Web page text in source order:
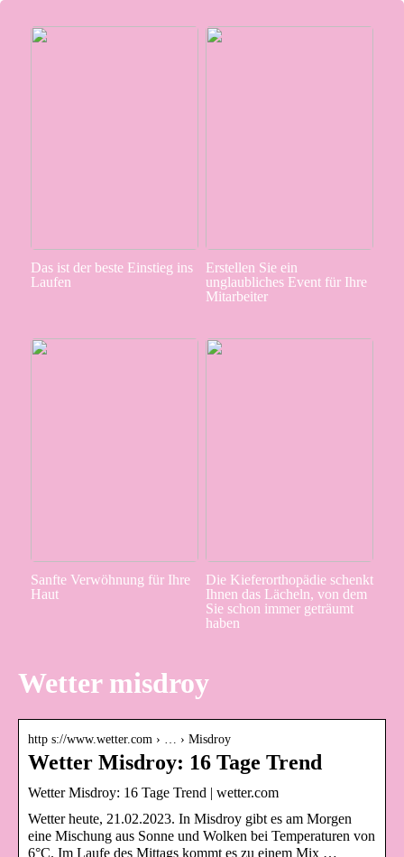
Das ist der beste Einstieg ins
Laufen
Erstellen Sie ein
unglaubliches Event für Ihre
Mitarbeiter
Sanfte Verwöhnung für Ihre
Haut
Die Kieferorthopädie schenkt
Ihnen das Lächeln, von dem
Sie schon immer geträumt
haben
Wetter misdroy
http s://www.wetter.com › … › Misdroy
Wetter Misdroy: 16 Tage Trend
Wetter Misdroy: 16 Tage Trend | wetter.com
Wetter heute, 21.02.2023. In Misdroy gibt es am Morgen
eine Mischung aus Sonne und Wolken bei Temperaturen von
6°C. Im Laufe des Mittags kommt es zu einem Mix …